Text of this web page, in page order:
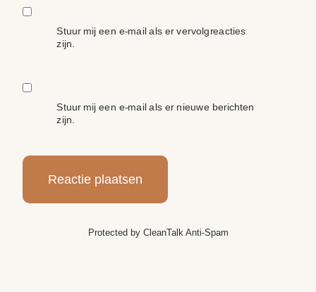
Stuur mij een e-mail als er vervolgreacties
zijn.
Stuur mij een e-mail als er nieuwe berichten
zijn.
Protected by CleanTalk Anti-Spam